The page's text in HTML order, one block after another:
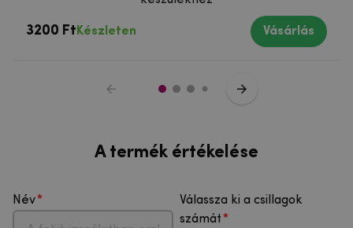
3200 Ft Készleten Vásárlás
A termék értékelése
Név
Válassza ki a csillagok
számát